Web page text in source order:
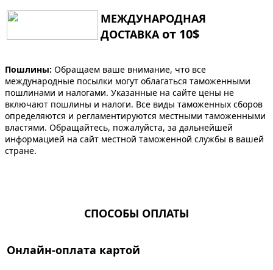
МЕЖДУНАРОДНАЯ
ДОСТАВКА от 10$
Пошлины: Обращаем ваше внимание, что все
международные посылки могут облагаться таможенными
пошлинами и налогами. Указанные на сайте цены не
включают пошлины и налоги. Все виды таможенных сборов
определяются и регламентируются местными таможенными
властями. Обращайтесь, пожалуйста, за дальнейшей
информацией на сайт местной таможенной службы в вашей
стране.
СПОСОБЫ ОПЛАТЫ
Онлайн-оплата картой